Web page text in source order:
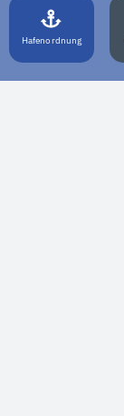
Hafenordnung